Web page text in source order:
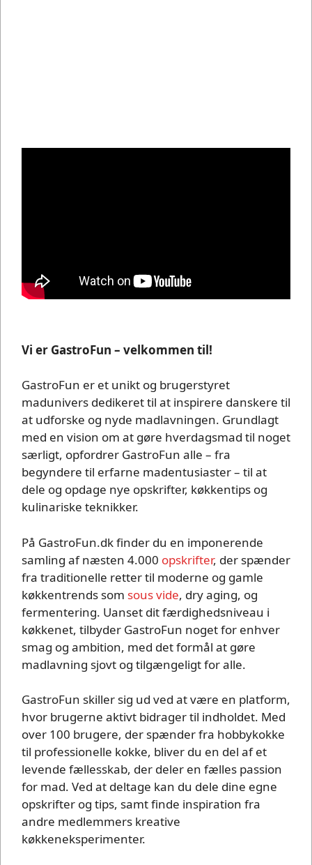
Vi er GastroFun – velkommen til!
GastroFun er et unikt og brugerstyret
madunivers dedikeret til at inspirere danskere til
at udforske og nyde madlavningen. Grundlagt
med en vision om at gøre hverdagsmad til noget
særligt, opfordrer GastroFun alle – fra
begyndere til erfarne madentusiaster – til at
dele og opdage nye opskrifter, køkkentips og
kulinariske teknikker.
På GastroFun.dk finder du en imponerende
samling af næsten 4.000 opskrifter, der spænder
fra traditionelle retter til moderne og gamle
køkkentrends som sous vide, dry aging, og
fermentering. Uanset dit færdighedsniveau i
køkkenet, tilbyder GastroFun noget for enhver
smag og ambition, med det formål at gøre
madlavning sjovt og tilgængeligt for alle.
GastroFun skiller sig ud ved at være en platform,
hvor brugerne aktivt bidrager til indholdet. Med
over 100 brugere, der spænder fra hobbykokke
til professionelle kokke, bliver du en del af et
levende fællesskab, der deler en fælles passion
for mad. Ved at deltage kan du dele dine egne
opskrifter og tips, samt finde inspiration fra
andre medlemmers kreative
køkkeneksperimenter.